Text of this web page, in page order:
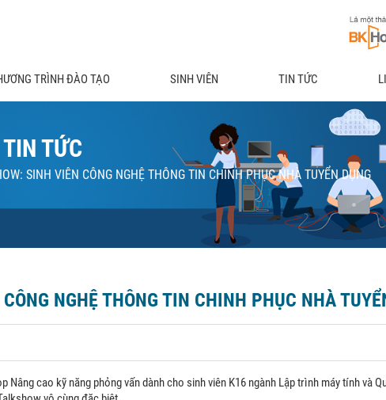
TRÌNH ĐÀO TẠO SINH VIÊN TIN TỨC
TIN TỨC
SINH VIÊN CÔNG NGHỆ THÔNG TIN CHINH PHỤC NHÀ TUYỂN DỤNG
NGHỆ THÔNG TIN CHINH PHỤC NHÀ
cao kỹ năng phỏng vấn dành cho sinh viên K16 ngành Lập trình máy tính và